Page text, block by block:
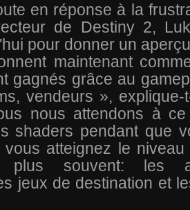
en réponse à la
de Destiny 2,
pour donner un
maintenant
gagnés grâce au
vendeurs »,
nous attendons à
shaders pendant que
vous atteignez le
plus souvent: les
jeux de destination et